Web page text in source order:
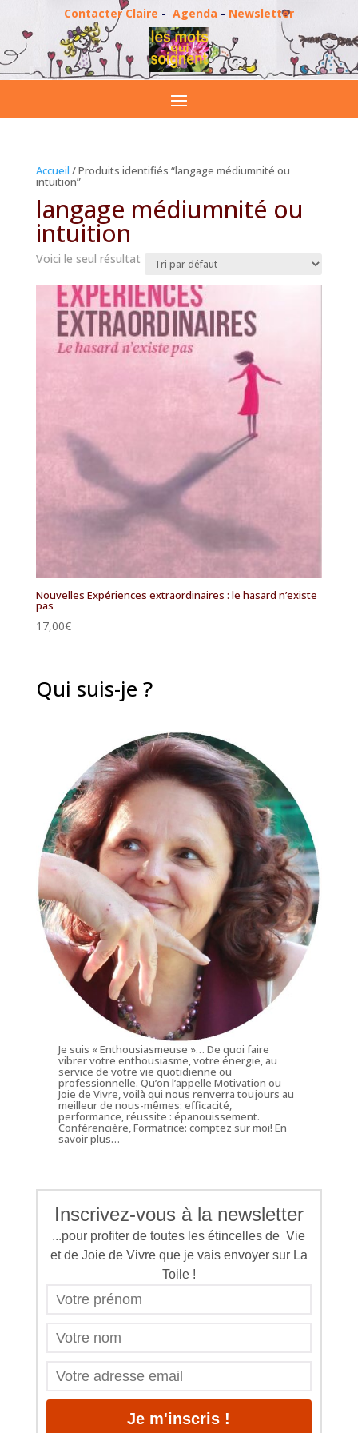
Contacter Claire - Agenda - Newsletter
Accueil / Produits identifiés “langage médiumnité ou
intuition”
langage médiumnité ou
intuition
Voici le seul résultat
Nouvelles Expériences extraordinaires : le hasard n’existe
pas
17,00€
Qui suis-je ?
Je suis « Enthousiasmeuse »… De quoi faire
vibrer votre enthousiasme, votre énergie, au
service de votre vie quotidienne ou
professionnelle. Qu’on l’appelle Motivation ou
Joie de Vivre, voilà qui nous renverra toujours au
meilleur de nous-mêmes: efficacité,
performance, réussite : épanouissement.
Conférencière, Formatrice: comptez sur moi!En
savoir plus…
Inscrivez-vous à la newsletter
...pour profiter de toutes les étincelles de Vie
et de Joie de Vivre que je vais envoyer sur La
Toile !